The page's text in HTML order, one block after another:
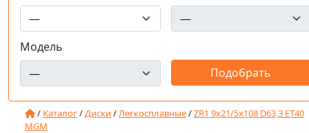
Модель
/ Каталог/Диски/Легкосплавные/ZR1 9x21/5x108 D63,3 ET40
MGM